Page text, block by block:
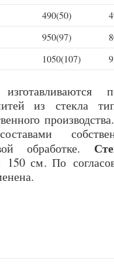
490(50)
950(97)
1050(107)
из стекла
обработке.
см. По